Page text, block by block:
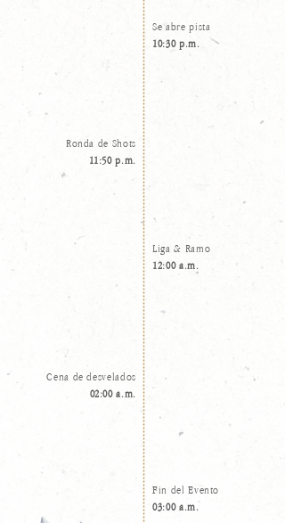
Se abre pista
10:30 p.m.
Ronda de Shots
11:50 p.m.
Liga & Ramo
12:00 a.m.
Cena de desvelados
02:00 a.m.
Fin del Evento
03:00 a.m.